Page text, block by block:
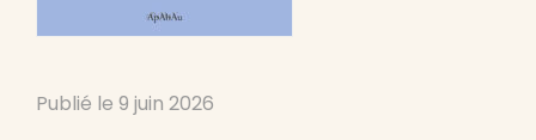
Publié le 9 juin 2026